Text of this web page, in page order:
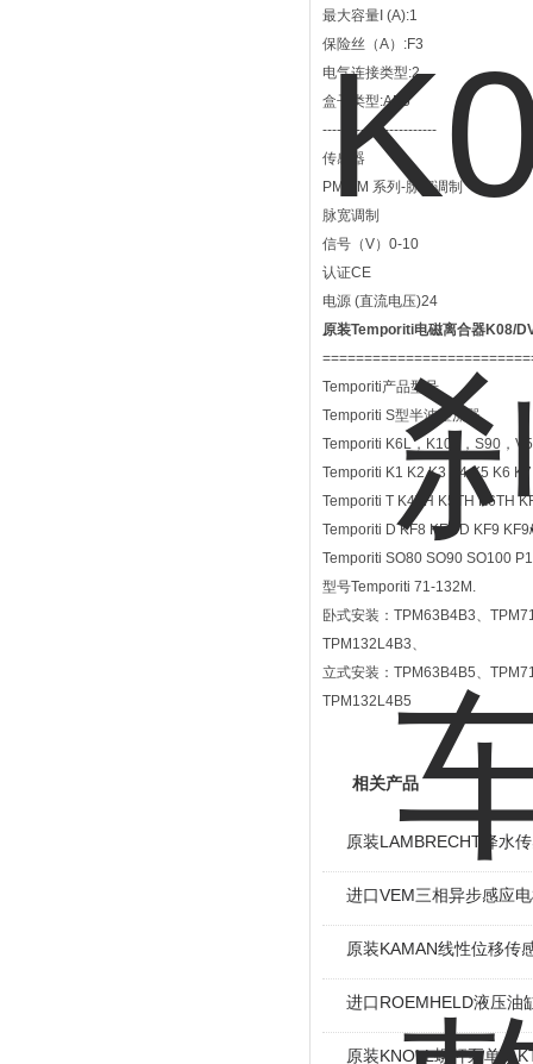
最大容量I (A):1
保险丝（A）:F3
电气连接类型:2
盒子类型:AP5
------------------------
传感器
PMWM 系列-脉宽调制
脉宽调制
信号（V）0-10
认证CE
电源 (直流电压)24
原装Temporiti电磁离合器K08/
Temporiti产品型号
Temporiti S型半波整流器
Temporiti K6L，K10L，S90，
Temporiti K1 K2 K3 K4 K5 K6
Temporiti T K4TH K5TH K6TH
Temporiti D KF8 KF8/D KF9
Temporiti SO80 SO90 SO100
型号Temporiti 71-132M.
卧式安装：TPM63B4B3、
TPM132L4B3、
立式安装：TPM63B4B5、
TPM132L4B5
相关产品
原装LAMBRECHT降水
进口VEM三相异步感应
原装KAMAN线性位移传
进口ROEMHELD液压油
原装KNOLL螺杆泵单泵